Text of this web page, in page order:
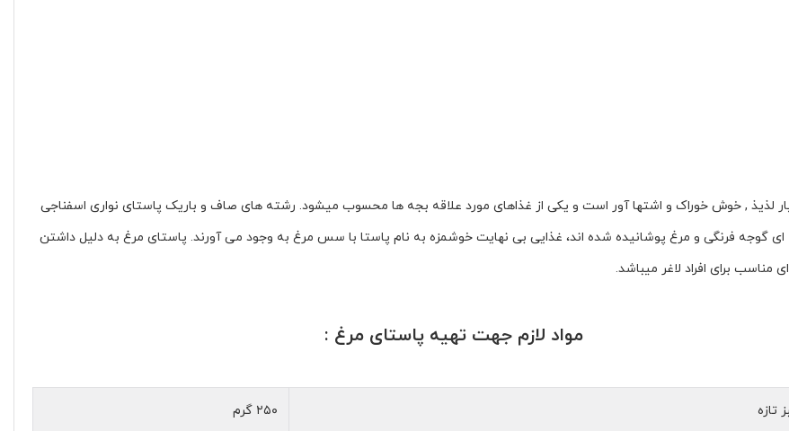
لذیذ , خوش خوراک و اشتها آور است و یکی از غذاهای مورد علاقه بجه ها محسوب میشود. رشته های صاف و باریک پاستای نواری اسفناجی
گوجه فرنگی و مرغ پوشانیده شده اند، غذایی بی نهایت خوشمزه به نام پاستا با سس مرغ به وجود می آورند. پاستای مرغ به دلیل داشتن
مناسب برای افراد لاغر میباشد.
مواد لازم جهت تهیه پاستای مرغ :
تازه